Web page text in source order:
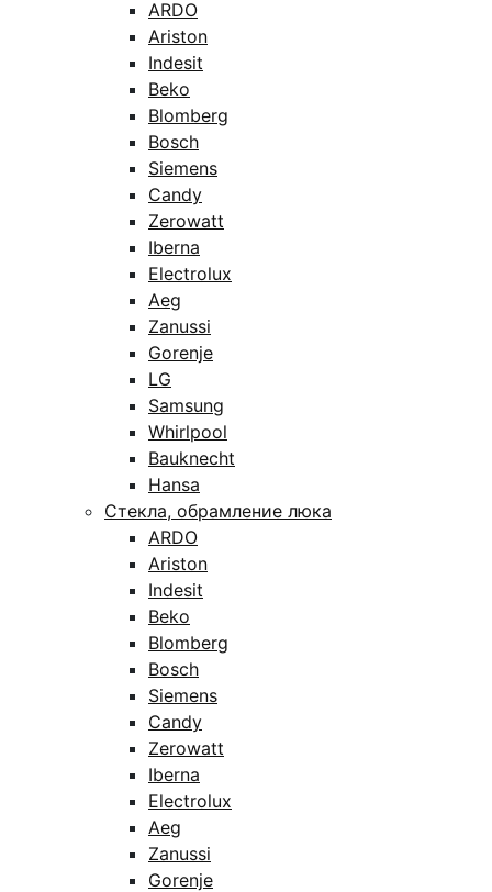
ARDO
Ariston
Indesit
Beko
Blomberg
Bosch
Siemens
Candy
Zerowatt
Iberna
Electrolux
Aeg
Zanussi
Gorenje
LG
Samsung
Whirlpool
Bauknecht
Hansa
Стекла, обрамление люка
ARDO
Ariston
Indesit
Beko
Blomberg
Bosch
Siemens
Candy
Zerowatt
Iberna
Electrolux
Aeg
Zanussi
Gorenje